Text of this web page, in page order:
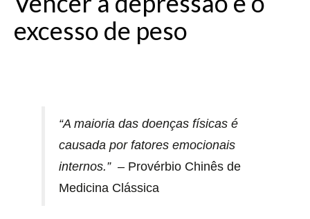
excesso de peso
“A maioria das doenças físicas é
causada por fatores emocionais
internos.” – Provérbio Chinês de
Medicina Clássica